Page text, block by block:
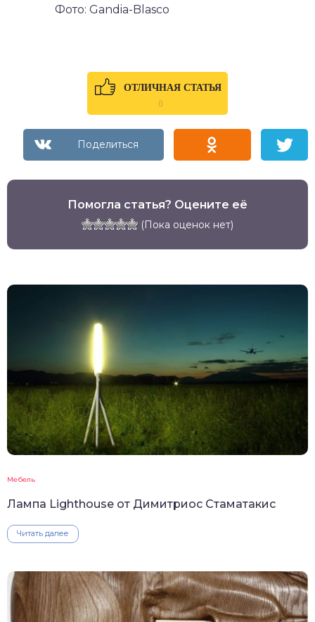
Фото: Gandia-Blasco
ОТЛИЧНАЯ СТАТЬЯ
0
Помогла статья? Оцените её
(Пока оценок нет)
Мебель
Лампа Lighthouse от Димитриос Стаматакис
Читать далее